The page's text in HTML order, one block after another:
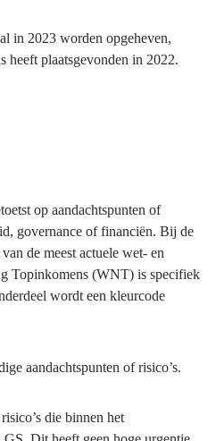
in 2023 worden opgeheven,
heeft plaatsgevonden in 2022.
op aandachtspunten of
governance of financiën. Bij de
de meest actuele wet- en
Topinkomens (WNT) is specifiek
wordt een kleurcode
aandachtspunten of risico’s.
die binnen het